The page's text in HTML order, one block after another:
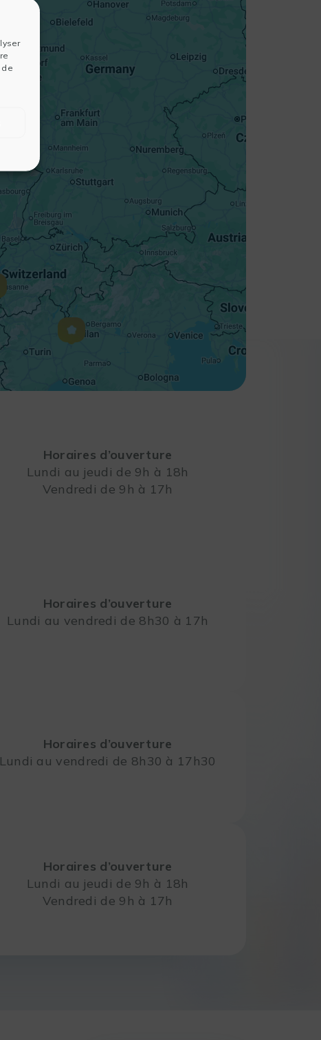
de
Horaires d’ouverture
Lundi au jeudi de 9h à 18h
Vendredi de 9h à 17h
Horaires d’ouverture
Lundi au vendredi de 8h30 à 17h
Horaires d’ouverture
Lundi au vendredi de 8h30 à 17h30
Horaires d’ouverture
Lundi au jeudi de 9h à 18h
Vendredi de 9h à 17h